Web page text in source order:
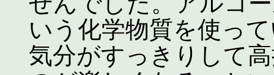
いう化学物質を使っ
気分がすっきりして